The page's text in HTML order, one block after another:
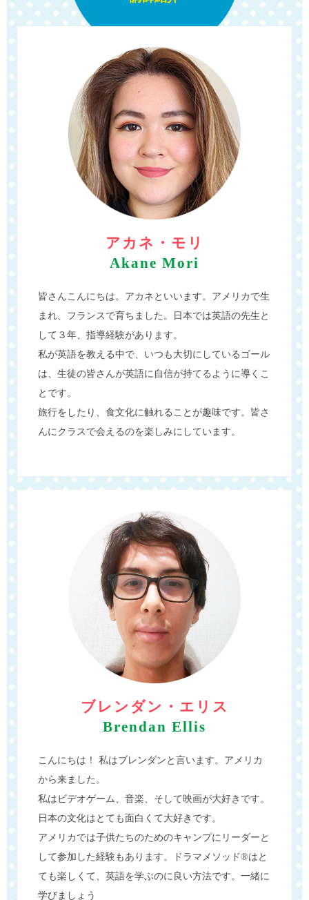
アカネ・モリ
Akane Mori
皆さんこんにちは。アカネといいます。アメリカで生
まれ、フランスで育ちました。日本では英語の先生と
して３年、指導経験があります。
私が英語を教える中で、いつも大切にしているゴール
は、生徒の皆さんが英語に自信が持てるように導くこ
とです。
旅行をしたり、食文化に触れることが趣味です。皆さ
んにクラスで会えるのを楽しみにしています。
ブレンダン・エリス
Brendan Ellis
こんにちは！ 私はブレンダンと言います。アメリカ
から来ました。
私はビデオゲーム、音楽、そして映画が大好きです。
日本の文化はとても面白くて大好きです。
アメリカでは子供たちのためのキャンプにリーダーと
して参加した経験もあります。ドラマメソッド®はと
ても楽しくて、英語を学ぶのに良い方法です。一緒に
学びましょう